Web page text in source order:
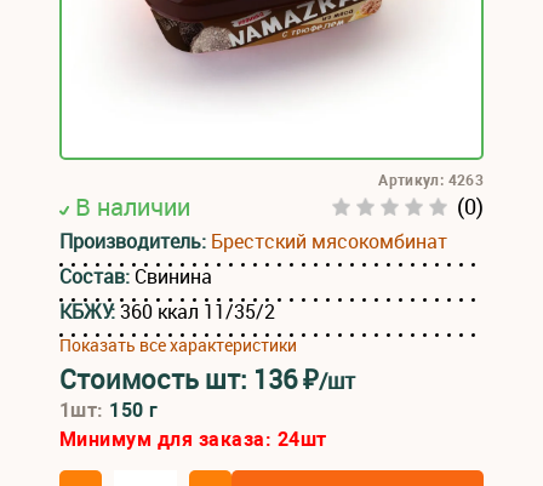
В наличии (0)
Артикул: 4263
Производитель: Брестский мясокомбинат
Состав: Свинина
КБЖУ:360 ккал 11/35/2
Показать все характеристики
Стоимость шт: 136₽/шт
1шт: 150 г
Минимум для заказа: 24шт